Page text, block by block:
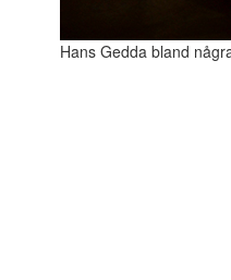
Hans Gedda bland